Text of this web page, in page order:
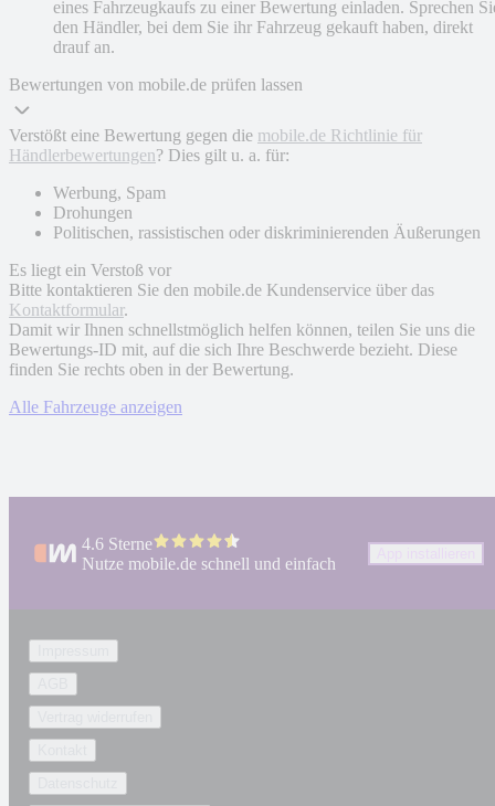
eines Fahrzeugkaufs zu einer Bewertung einladen. Sprechen
den Händler, bei dem Sie ihr Fahrzeug gekauft haben, direkt
drauf an.
Bewertungen von mobile.de prüfen lassen
Verstößt eine Bewertung gegen die mobile.de Richtlinie für
Händlerbewertungen? Dies gilt u. a. für:
Werbung, Spam
Drohungen
Politischen, rassistischen oder diskriminierenden Äußerungen
Es liegt ein Verstoß vor
Bitte kontaktieren Sie den mobile.de Kundenservice über das
Kontaktformular.
Damit wir Ihnen schnellstmöglich helfen können, teilen Sie uns die
Bewertungs-ID mit, auf die sich Ihre Beschwerde bezieht. Diese
finden Sie rechts oben in der Bewertung.
Alle Fahrzeuge anzeigen
4.6 Sterne
Nutze mobile.de schnell und einfach